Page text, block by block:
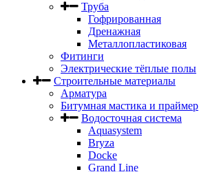
Труба
Гофрированная
Дренажная
Металлопластиковая
Фитинги
Электрические тёплые полы
Строительные материалы
Арматура
Битумная мастика и праймер
Водосточная система
Aquasystem
Bryza
Docke
Grand Line